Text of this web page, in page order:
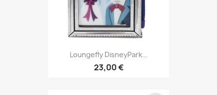
Loungefly DisneyPark...
23,00 €